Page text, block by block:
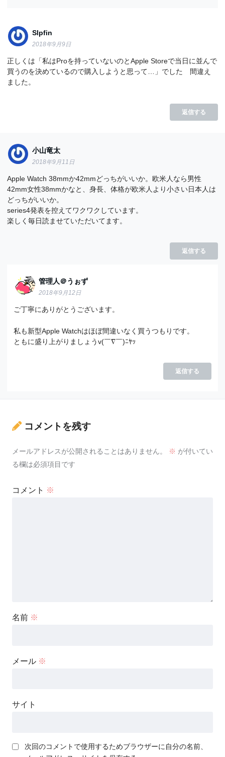
Slpfin
2018年9月9日
正しくは「私はProを持っていないのとApple Storeで当日に並んで
買うのを決めているので購入しようと思って…」でした 間違え
ました。
返信する
小山竜太
2018年9月11日
Apple Watch 38mmか42mmどっちがいいか。欧米人なら男性
42mm女性38mmかなと、身長、体格が欧米人より小さい日本人は
どっちがいいか。
series4発表を控えてワクワクしています。
楽しく毎日読ませていただいてます。
返信する
管理人＠うぉず
2018年9月12日
ご丁寧にありがとうございます。
私も新型Apple Watchはほぼ間違いなく買うつもりです。
ともに盛り上がりましょうv(￣∇￣)ﾆﾔｯ
返信する
コメントを残す
メールアドレスが公開されることはありません。 ※ が付いてい
る欄は必須項目です
コメント ※
名前 ※
メール ※
サイト
次回のコメントで使用するためブラウザーに自分の名前、